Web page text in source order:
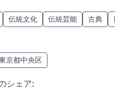
伝統文化 伝統芸能 古典
京都中央区
シェア: